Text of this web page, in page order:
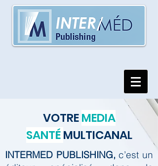
VOTREMEDIA
SANTÉMULTICANAL
INTERMED PUBLISHING, c’est un